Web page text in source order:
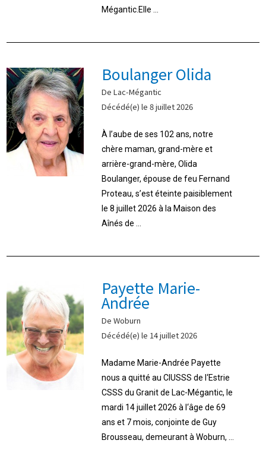
Mégantic.Elle ...
Boulanger Olida
De Lac-Mégantic
Décédé(e) le 8 juillet 2026
À l’aube de ses 102 ans, notre
chère maman, grand-mère et
arrière-grand-mère, Olida
Boulanger, épouse de feu Fernand
Proteau, s’est éteinte paisiblement
le 8 juillet 2026 à la Maison des
Aînés de ...
Payette Marie-
Andrée
De Woburn
Décédé(e) le 14 juillet 2026
Madame Marie-Andrée Payette
nous a quitté au CIUSSS de l‘Estrie
CSSS du Granit de Lac-Mégantic, le
mardi 14 juillet 2026 à l‘âge de 69
ans et 7 mois, conjointe de Guy
Brousseau, demeurant à Woburn, ...